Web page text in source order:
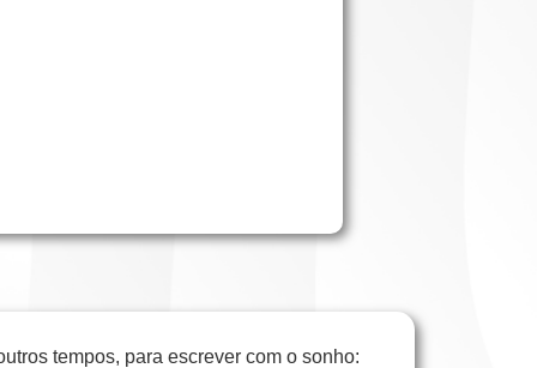
tempos, para escrever com o sonho: